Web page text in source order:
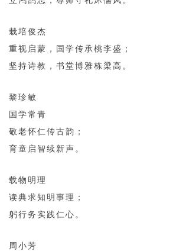
栽培俊杰
重视启蒙，国学传承桃李盛；
坚持诗教，书堂博雅栋梁高。
黎珍敏
国学常青
敬老怀仁传古韵；
育童启智续新声。
载物明理
读典求知明事理；
躬行务实践仁心。
周小芳